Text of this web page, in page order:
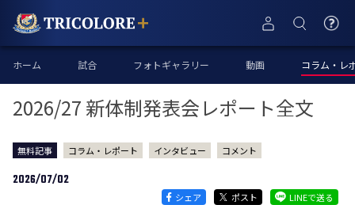
ホーム 試合 フォトギャラリー 動画 コラム・レ
2026/27 新体制発表会レポート全文
無料記事 コラム・レポート インタビュー コメント
2026/07/02
シェア ポスト LINEで送る